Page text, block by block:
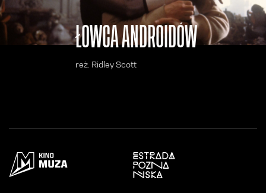
ŁOWCA ANDROIDÓW
reż. Ridley Scott
Otwiera się w nowym oknie